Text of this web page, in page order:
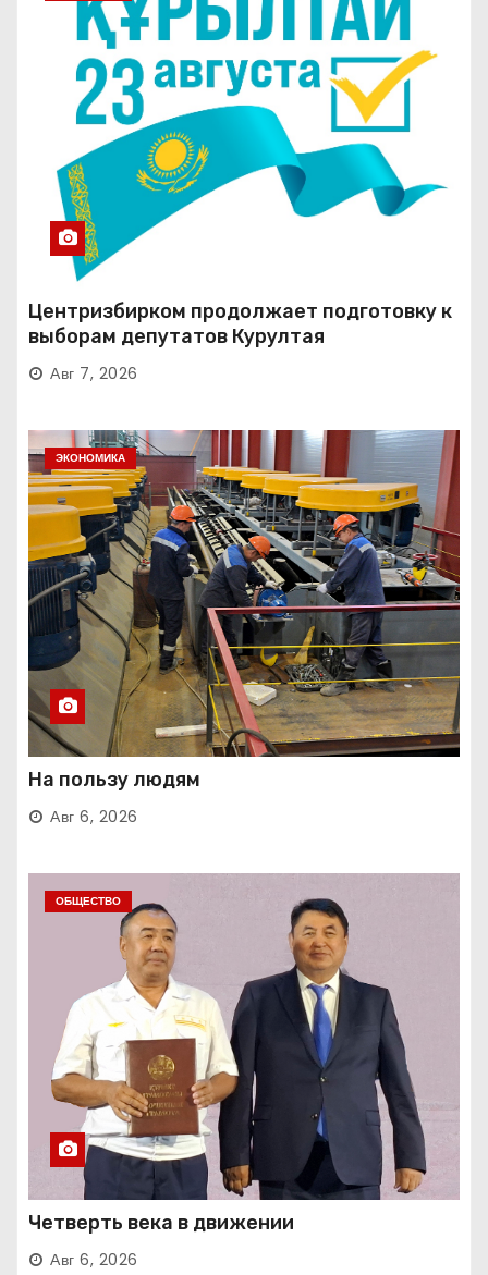
Центризбирком продолжает подготовку к
выборам депутатов Курултая
Авг 7, 2026
ЭКОНОМИКА
На пользу людям
Авг 6, 2026
ОБЩЕСТВО
Четверть века в движении
Авг 6, 2026